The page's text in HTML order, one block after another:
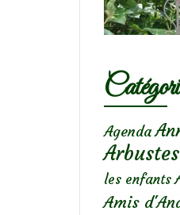
Agenda
Arbustes
les enfants
Amis